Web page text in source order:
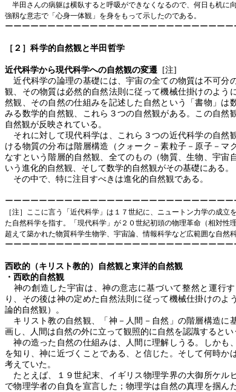
半田さんの病躯は横臥すると呼吸ができなくなるので、何日も机に
強靱な意志で「心身一体観」を身をもって示したのである。
ーーーーーーーーーーーーーーーーーーーーーーーーーー
［２］科学的自然観と半田哲学
近代科学から現代科学への自然観の変遷 [注]
近代科学の論理の基礎には、宇宙の全ての物質は不可分
観、その物質は必然的自然法則に従って機械仕掛けのよう
然観、その自然の仕組みを記述した自然という「書物」は
みる数学的自然観、これら３つの自然観がある。この自然
自然観が反映されている。
それに対して現代科学は、これら３つの近代科学の自然
ける物質の分布は階層構造（クォーク－素粒子－原子－マ
なすという階層的自然観、全てのもの（物質、生物、宇宙
いう進化的自然観、そして数学的自然観がその基礎にある。
その中で、特に注目すべきは進化的自然観である。
ーーーーーーーーーーーーーーーーーーーーーーーーーー
［注］ここに言う「近代科学」は１７世紀に、ニュートン力学の成
た自然科学を指す。「現代科学」が２０世紀初頭の物理革命（相対性
超えて築かれた物質科学生物学、宇宙論、情報科学など広範囲な自然科
ーーーーーーーーーーーーーーーーーーーーーーーーーー
西欧的（キリスト教的）自然観と東洋的自然観
・ 西欧的自然観
神の創造した宇宙は、神の意志に基づいて整然と運行
り、その後は神の定めた自然法則に従って機械仕掛けのよ
論的自然観）。
キリスト教の自然観、「神－人間－自然」の階層構造に
画し、人間は自然の外に立って観照的に自然を認識するとい
神の造った自然の仕組みは、人間に理解しうる。しかも
を知り、神に近づくことである、と信じた。そして何時か
考えていた。
たとえば、１９世紀末、イギリス物理学界の大御所ケル
で物理学者の自負を宣言した；物理学は自然の真理を掴ん